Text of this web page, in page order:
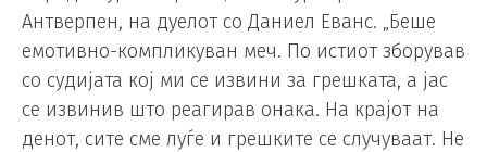
Антверпен, на дуелот со Даниел Еванс. „Беше
емотивно-компликуван меч. По истиот зборував
со судијата кој ми се извини за грешката, а јас
се извинив што реагирав онака. На крајот на
денот, сите сме луѓе и грешките се случуваат. Не